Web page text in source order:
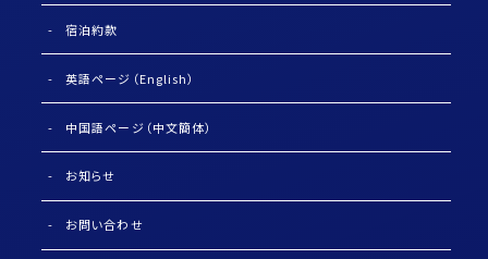
宿泊約款
英語ページ（English）
中国語ページ（中文簡体）
お知らせ
お問い合わせ